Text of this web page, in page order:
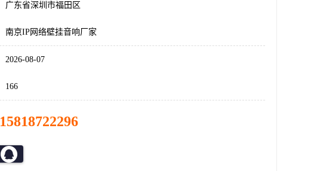
广东省深圳市福田区
南京IP网络壁挂音响厂家
2026-08-07
166
15818722296